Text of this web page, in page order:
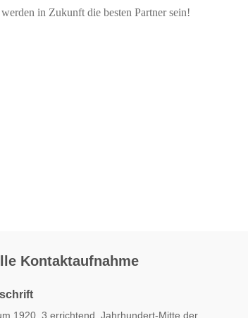
in Zukunft die besten Partner sein!
Kontaktaufnahme
1920, 3 errichtend, Jahrhundert-Mitte der